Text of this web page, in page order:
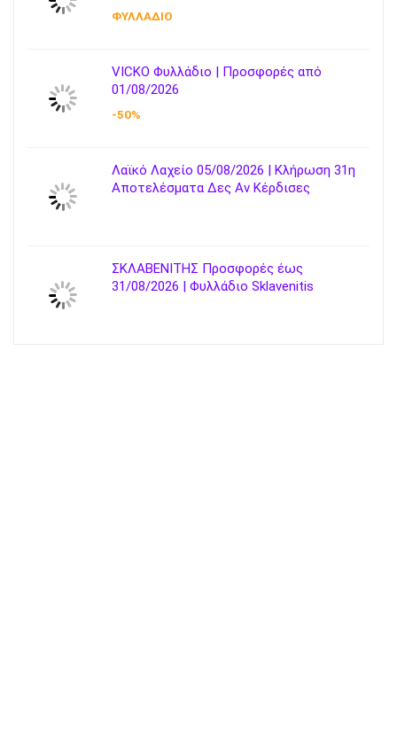
ΦΥΛΛΑΔΙΟ
VICKO Φυλλάδιο | Προσφορές από
01/08/2026
-50%
Λαϊκό Λαχείο 05/08/2026 | Κλήρωση 31η
Αποτελέσματα Δες Αν Κέρδισες
ΣΚΛΑΒΕΝΙΤΗΣ Προσφορές έως
31/08/2026 | Φυλλάδιο Sklavenitis